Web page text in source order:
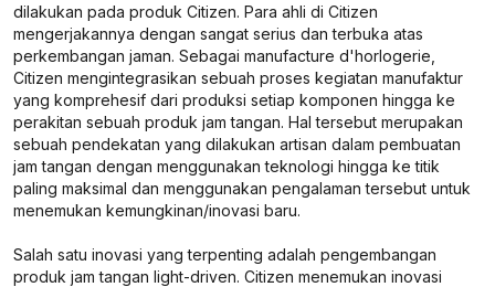
dilakukan pada produk Citizen. Para ahli di Citizen
mengerjakannya dengan sangat serius dan terbuka atas
perkembangan jaman. Sebagai manufacture d'horlogerie,
Citizen mengintegrasikan sebuah proses kegiatan manufaktur
yang komprehesif dari produksi setiap komponen hingga ke
perakitan sebuah produk jam tangan. Hal tersebut merupakan
sebuah pendekatan yang dilakukan artisan dalam pembuatan
jam tangan dengan menggunakan teknologi hingga ke titik
paling maksimal dan menggunakan pengalaman tersebut untuk
menemukan kemungkinan/inovasi baru.
Salah satu inovasi yang terpenting adalah pengembangan
produk jam tangan light-driven. Citizen menemukan inovasi